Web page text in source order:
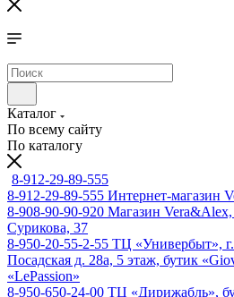
Каталог
По всему сайту
По каталогу
8-912-29-89-555
8-912-29-89-555 Интернет-магазин
8-908-90-90-920 Магазин Vera&Alex,
Сурикова, 37
8-950-20-55-2-55 ТЦ «Универбыт», г.
Посадская д. 28а, 5 этаж, бутик
«LePassion»
8-950-650-24-00 ТЦ «Дирижабль»,